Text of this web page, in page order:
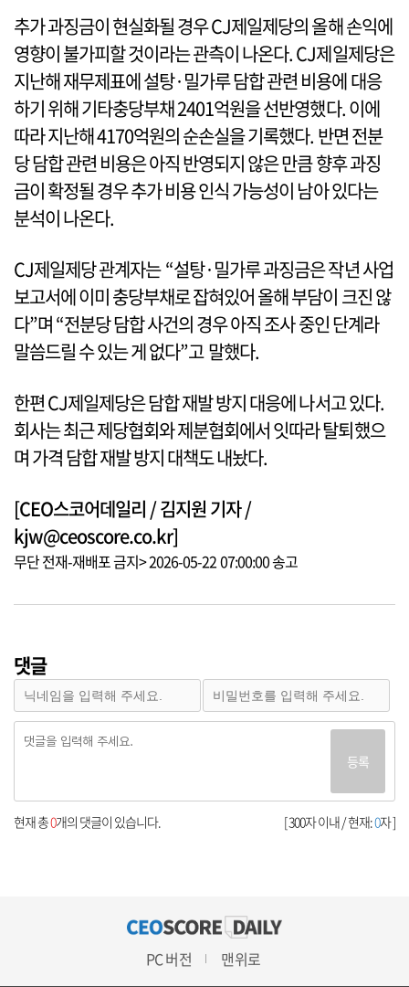
추가 과징금이 현실화될 경우 CJ제일제당의 올해 손익에
영향이 불가피할 것이라는 관측이 나온다. CJ제일제당은
지난해 재무제표에 설탕·밀가루 담합 관련 비용에 대응
하기 위해 기타충당부채 2401억원을 선반영했다. 이에
따라 지난해 4170억원의 순손실을 기록했다. 반면 전분
당 담합 관련 비용은 아직 반영되지 않은 만큼 향후 과징
금이 확정될 경우 추가 비용 인식 가능성이 남아 있다는
분석이 나온다.
CJ제일제당 관계자는 “설탕·밀가루 과징금은 작년 사업
보고서에 이미 충당부채로 잡혀있어 올해 부담이 크진 않
다”며 “전분당 담합 사건의 경우 아직 조사 중인 단계라
말씀드릴 수 있는 게 없다”고 말했다.
한편 CJ제일제당은 담합 재발 방지 대응에 나서고 있다.
회사는 최근 제당협회와 제분협회에서 잇따라 탈퇴했으
며 가격 담합 재발 방지 대책도 내놨다.
[CEO스코어데일리 / 김지원 기자 /
kjw@ceoscore.co.kr]
무단 전재-재배포 금지> 2026-05-22 07:00:00 송고
댓글
등록
[ 300자 이내 / 현재:0자 ]
현재 총0개의 댓글이 있습니다.
PC 버전 맨위로